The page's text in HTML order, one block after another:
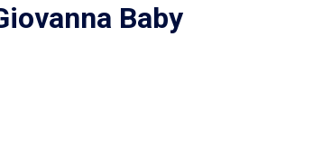
Baby